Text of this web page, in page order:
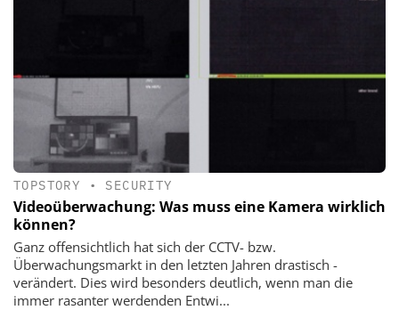
TOPSTORY • SECURITY
Videoüberwachung: Was muss eine Kamera wirklich
können?
Ganz offensichtlich hat sich der CCTV- bzw.
Überwachungsmarkt in den letzten Jahren drastisch ­
verändert. Dies wird besonders deutlich, wenn man die
immer ­rasanter werdenden Entwi...